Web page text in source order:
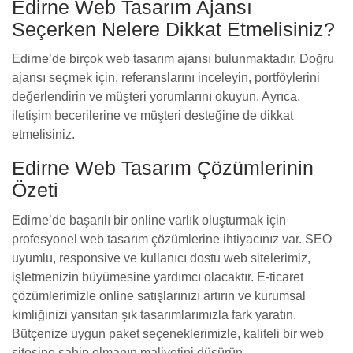
Edirne Web Tasarım Ajansı
Seçerken Nelere Dikkat Etmelisiniz?
Edirne’de birçok web tasarım ajansı bulunmaktadır. Doğru
ajansı seçmek için, referanslarını inceleyin, portföylerini
değerlendirin ve müşteri yorumlarını okuyun. Ayrıca,
iletişim becerilerine ve müşteri desteğine de dikkat
etmelisiniz.
Edirne Web Tasarım Çözümlerinin
Özeti
Edirne’de başarılı bir online varlık oluşturmak için
profesyonel web tasarım çözümlerine ihtiyacınız var. SEO
uyumlu, responsive ve kullanıcı dostu web sitelerimiz,
işletmenizin büyümesine yardımcı olacaktır. E-ticaret
çözümlerimizle online satışlarınızı artırın ve kurumsal
kimliğinizi yansıtan şık tasarımlarımızla fark yaratın.
Bütçenize uygun paket seçeneklerimizle, kaliteli bir web